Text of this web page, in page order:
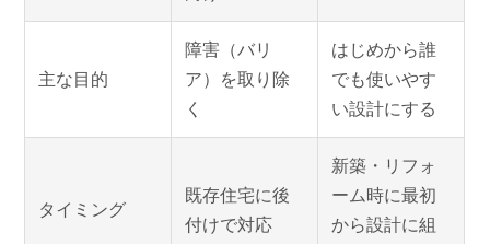
主な目的
障害（バリ
ア）を取り除
く
はじめから誰
でも使いやす
い設計にする
タイミング
既存住宅に後
付けで対応
新築・リフォ
ーム時に最初
から設計に組